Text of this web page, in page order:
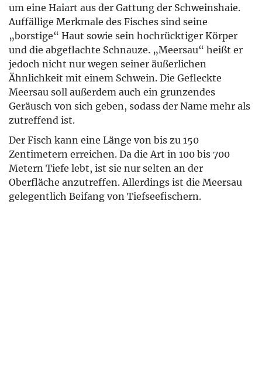
um eine Haiart aus der Gattung der Schweinshaie.
Auffällige Merkmale des Fisches sind seine
„borstige“ Haut sowie sein hochrücktiger Körper
und die abgeflachte Schnauze. „Meersau“ heißt er
jedoch nicht nur wegen seiner äußerlichen
Ähnlichkeit mit einem Schwein. Die Gefleckte
Meersau soll außerdem auch ein grunzendes
Geräusch von sich geben, sodass der Name mehr als
zutreffend ist.
Der Fisch kann eine Länge von bis zu 150
Zentimetern erreichen. Da die Art in 100 bis 700
Metern Tiefe lebt, ist sie nur selten an der
Oberfläche anzutreffen. Allerdings ist die Meersau
gelegentlich Beifang von Tiefseefischern.